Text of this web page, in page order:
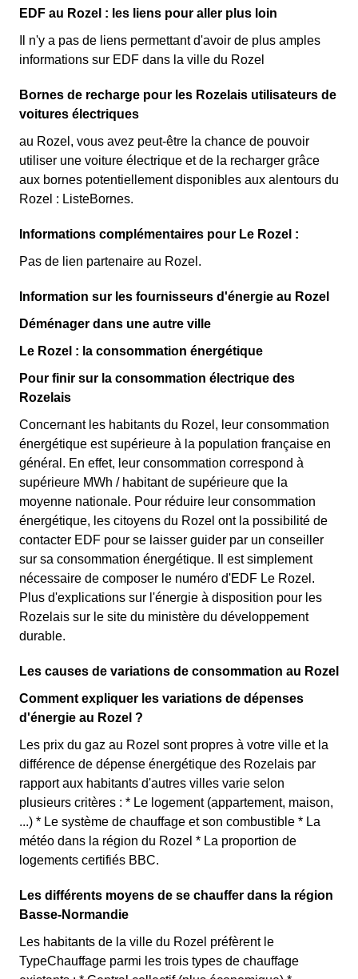
EDF au Rozel : les liens pour aller plus loin
Il n'y a pas de liens permettant d'avoir de plus amples
informations sur EDF dans la ville du Rozel
Bornes de recharge pour les Rozelais utilisateurs de
voitures électriques
au Rozel, vous avez peut-être la chance de pouvoir
utiliser une voiture électrique et de la recharger grâce
aux bornes potentiellement disponibles aux alentours du
Rozel : ListeBornes.
Informations complémentaires pour Le Rozel :
Pas de lien partenaire au Rozel.
Information sur les fournisseurs d'énergie au Rozel
Déménager dans une autre ville
Le Rozel : la consommation énergétique
Pour finir sur la consommation électrique des
Rozelais
Concernant les habitants du Rozel, leur consommation
énergétique est supérieure à la population française en
général. En effet, leur consommation correspond à
supérieure MWh / habitant de supérieure que la
moyenne nationale. Pour réduire leur consommation
énergétique, les citoyens du Rozel ont la possibilité de
contacter EDF pour se laisser guider par un conseiller
sur sa consommation énergétique. Il est simplement
nécessaire de composer le numéro d'EDF Le Rozel.
Plus d'explications sur l'énergie à disposition pour les
Rozelais sur le site du ministère du développement
durable.
Les causes de variations de consommation au Rozel
Comment expliquer les variations de dépenses
d'énergie au Rozel ?
Les prix du gaz au Rozel sont propres à votre ville et la
différence de dépense énergétique des Rozelais par
rapport aux habitants d'autres villes varie selon
plusieurs critères : * Le logement (appartement, maison,
...) * Le système de chauffage et son combustible * La
météo dans la région du Rozel * La proportion de
logements certifiés BBC.
Les différents moyens de se chauffer dans la région
Basse-Normandie
Les habitants de la ville du Rozel préfèrent le
TypeChauffage parmi les trois types de chauffage